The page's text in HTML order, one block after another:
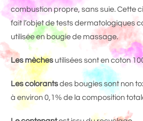
combustion propre, sans suie. Cette
fait l’objet de tests dermatologiques
utilisée en bougie de massage.
Les mèches utilisées sont en coton
Les colorantsdes bougies sont non
à environ 0,1% de la composition